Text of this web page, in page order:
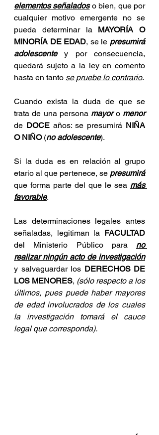
elementos señalados o bien, que por
cualquier motivo emergente no se
pueda determinar la MAYORÍA O
MINORÍA DE EDAD, se le presumirá
adolescente y por consecuencia,
quedará sujeto a la ley en comento
hasta en tanto se pruebe lo contrario.
Cuando exista la duda de que se
trata de una persona mayor o menor
de DOCE años: se presumirá NIÑA
O NIÑO (no adolescente).
Si la duda es en relación al grupo
etario al que pertenece, se presumirá
que forma parte del que le sea más
favorable.
Las determinaciones legales antes
señaladas, legitiman la FACULTAD
del Ministerio Público para no
realizar ningún acto de investigación
y salvaguardar los DERECHOS DE
LOS MENORES, (sólo respecto a los
últimos, pues puede haber mayores
de edad involucrados de los cuales
la investigación tomará el cauce
legal que corresponda).